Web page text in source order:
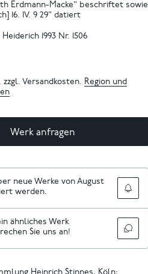
Erdmann-Macke" beschriftet sowie
16. IV. 9 29" datiert
1993 Nr. 1506
zzgl. Versandkosten. Region und
Werk anfragen
neue Werke von August
werden.
ähnliches Werk
Sie uns an!